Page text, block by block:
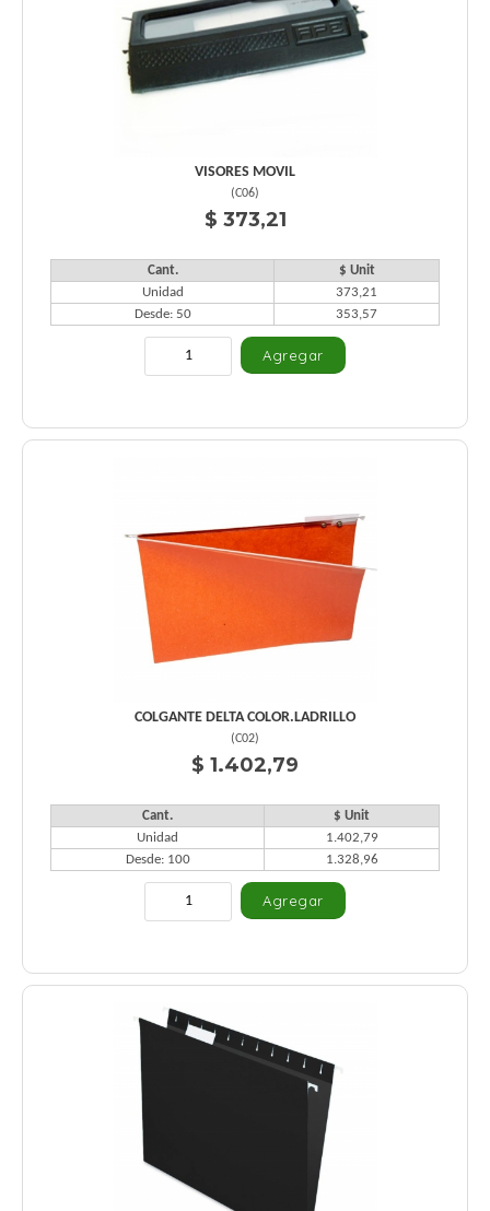
VISORES MOVIL
(C06)
$ 373,21
Cant.
$ Unit
Unidad
373,21
Desde: 50
353,57
COLGANTE DELTA COLOR.LADRILLO
(C02)
$ 1.402,79
Cant.
$ Unit
Unidad
1.402,79
Desde: 100
1.328,96